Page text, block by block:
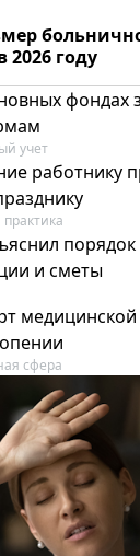
2026 году
фондах
учет
работнику
порядок
и сметы
сфера